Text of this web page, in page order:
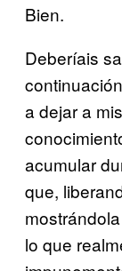
Bien.
Deberíais
a dejar a
acumular
que,
lo que